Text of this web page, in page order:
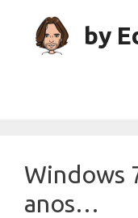
content
by
Windows
anos…